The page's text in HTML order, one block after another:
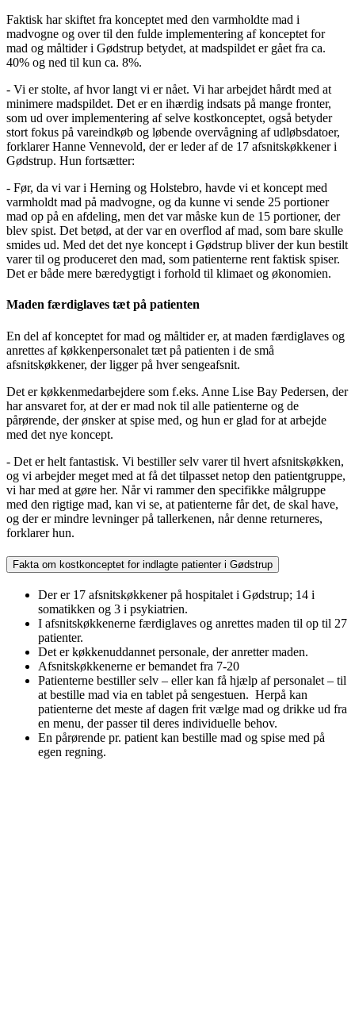
Faktisk har skiftet fra konceptet med den varmholdte mad i
madvogne og over til den fulde implementering af konceptet for
mad og måltider i Gødstrup betydet, at madspildet er gået fra ca.
40% og ned til kun ca. 8%.
- Vi er stolte, af hvor langt vi er nået. Vi har arbejdet hårdt med at
minimere madspildet. Det er en ihærdig indsats på mange fronter,
som ud over implementering af selve kostkonceptet, også betyder
stort fokus på vareindkøb og løbende overvågning af udløbsdatoer,
forklarer Hanne Vennevold, der er leder af de 17 afsnitskøkkener i
Gødstrup. Hun fortsætter:
- Før, da vi var i Herning og Holstebro, havde vi et koncept med
varmholdt mad på madvogne, og da kunne vi sende 25 portioner
mad op på en afdeling, men det var måske kun de 15 portioner, der
blev spist. Det betød, at der var en overflod af mad, som bare skulle
smides ud. Med det det nye koncept i Gødstrup bliver der kun bestilt
varer til og produceret den mad, som patienterne rent faktisk spiser.
Det er både mere bæredygtigt i forhold til klimaet og økonomien.
Maden færdiglaves tæt på patienten
En del af konceptet for mad og måltider er, at maden færdiglaves og
anrettes af køkkenpersonalet tæt på patienten i de små
afsnitskøkkener, der ligger på hver sengeafsnit.
Det er køkkenmedarbejdere som f.eks. Anne Lise Bay Pedersen, der
har ansvaret for, at der er mad nok til alle patienterne og de
pårørende, der ønsker at spise med, og hun er glad for at arbejde
med det nye koncept.
- Det er helt fantastisk. Vi bestiller selv varer til hvert afsnitskøkken,
og vi arbejder meget med at få det tilpasset netop den patientgruppe,
vi har med at gøre her. Når vi rammer den specifikke målgruppe
med den rigtige mad, kan vi se, at patienterne får det, de skal have,
og der er mindre levninger på tallerkenen, når denne returneres,
forklarer hun.
Fakta om kostkonceptet for indlagte patienter i Gødstrup
Der er 17 afsnitskøkkener på hospitalet i Gødstrup; 14 i
somatikken og 3 i psykiatrien.
I afsnitskøkkenerne færdiglaves og anrettes maden til op til 27
patienter.
Det er køkkenuddannet personale, der anretter maden.
Afsnitskøkkenerne er bemandet fra 7-20
Patienterne bestiller selv – eller kan få hjælp af personalet – til
at bestille mad via en tablet på sengestuen. Herpå kan
patienterne det meste af dagen frit vælge mad og drikke ud fra
en menu, der passer til deres individuelle behov.
En pårørende pr. patient kan bestille mad og spise med på
egen regning.